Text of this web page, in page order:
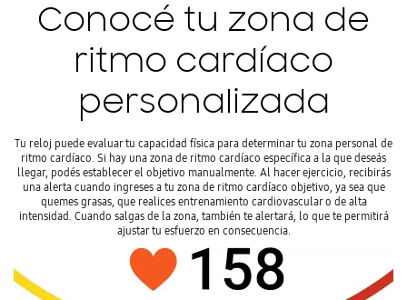
Conocé tu zona de
ritmo cardíaco
personalizada
Tu reloj puede evaluar tu capacidad física para determinar tu zona personal de
ritmo cardíaco. Si hay una zona de ritmo cardíaco específica a la que deseás
llegar, podés establecer el objetivo manualmente. Al hacer ejercicio, recibirás
una alerta cuando ingreses a tu zona de ritmo cardíaco objetivo, ya sea que
quemes grasas, que realices entrenamiento cardiovascular o de alta
intensidad. Cuando salgas de la zona, también te alertará, lo que te permitirá
ajustar tu esfuerzo en consecuencia.